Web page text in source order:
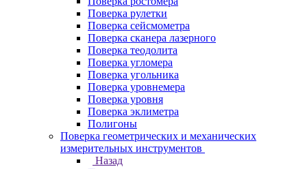
Поверка рулетки
Поверка сейсмометра
Поверка сканера лазерного
Поверка теодолита
Поверка угломера
Поверка угольника
Поверка уровнемера
Поверка уровня
Поверка эклиметра
Полигоны
Поверка геометрических и механических
измерительных инструментов
Назад